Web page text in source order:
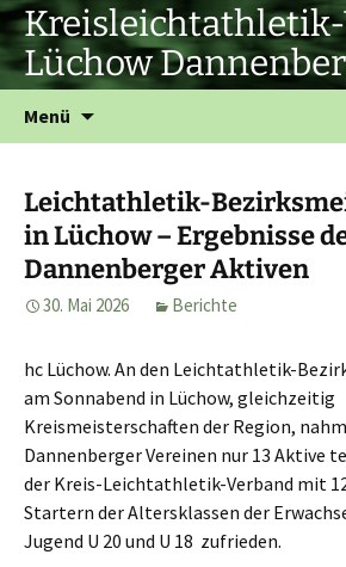
Zum
Inhalt
springen
Lüchow
Menü
Leichtathletik-
in Lüchow – Ergebnisse
Dannenberger Aktiven
30. Mai 2026 Berichte
hc Lüchow. An den Leichtathletik-
am Sonnabend in Lüchow, gleichzeitig
Kreismeisterschaften der Region,
Dannenberger Vereinen nur 13 Aktive
der Kreis-Leichtathletik-Verband mit
Startern der Altersklassen der
Jugend U 20 und U 18 zufrieden.